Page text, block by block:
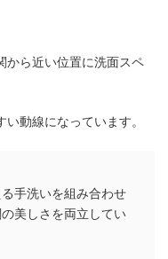
から近い位置に洗面スペ
動線になっています。
手洗いを組み合わせ
美しさを両立してい